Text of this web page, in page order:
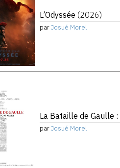
L’Odyssée (2026)
parJosué Morel
La Bataille de Gaulle :
parJosué Morel